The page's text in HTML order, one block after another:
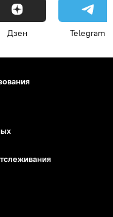
Дзен Telegram